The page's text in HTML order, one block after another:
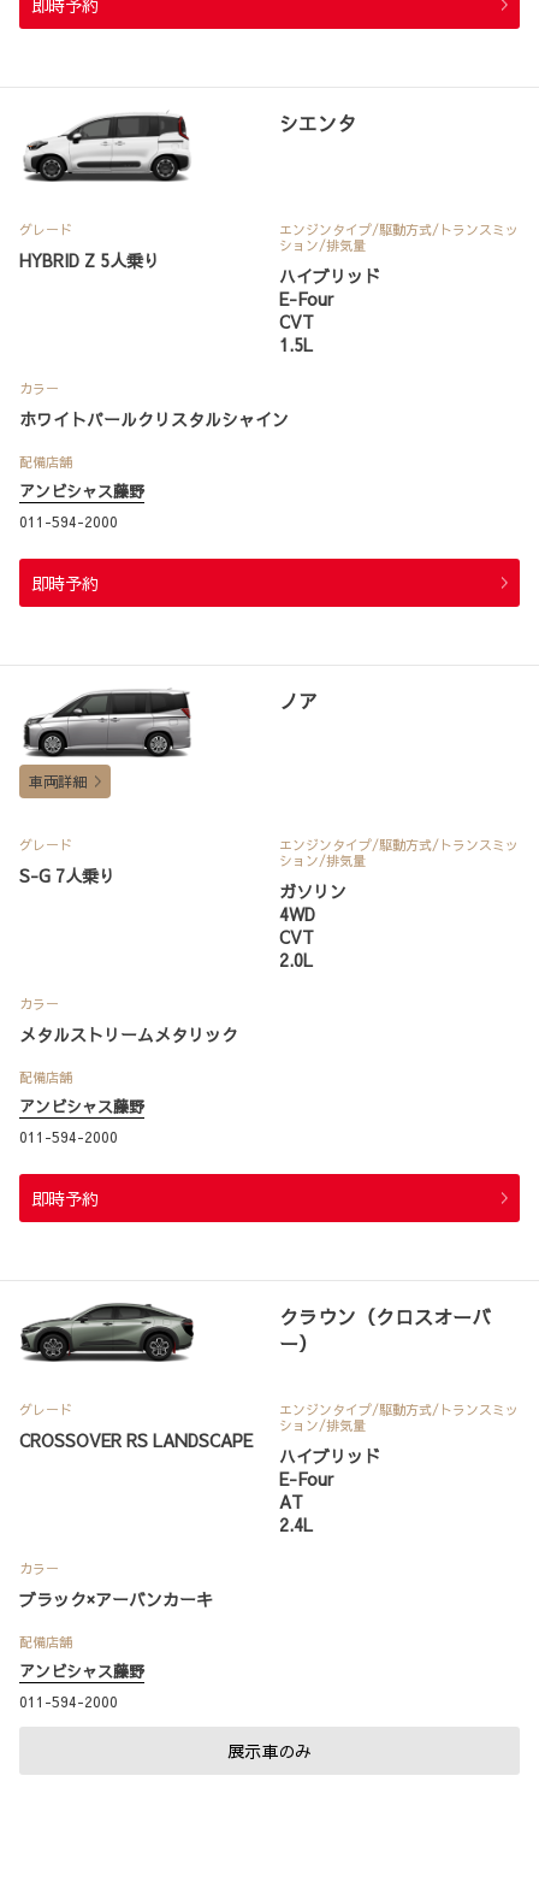
シエンタ
グレード
HYBRID Z 5人乗り
エンジンタイプ/駆動方式/ トランスミッ
ション/排気量
ハイブリッド
E-Four
CVT
1.5L
カラー
ホワイトパールクリスタルシャイン
配備店舗
アンビシャス藤野
011-594-2000
即時予約
ノア
車両詳細
グレード
S-G 7人乗り
エンジンタイプ/駆動方式/ トランスミッ
ション/排気量
ガソリン
4WD
CVT
2.0L
カラー
メタルストリームメタリック
配備店舗
アンビシャス藤野
011-594-2000
即時予約
クラウン（クロスオーバ
ー）
グレード
CROSSOVER RS LANDSCAPE
エンジンタイプ/駆動方式/ トランスミッ
ション/排気量
ハイブリッド
E-Four
AT
2.4L
カラー
ブラック×アーバンカーキ
配備店舗
アンビシャス藤野
011-594-2000
展示車のみ